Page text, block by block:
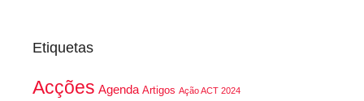
Etiquetas
Acções Agenda Artigos Ação ACT 2024